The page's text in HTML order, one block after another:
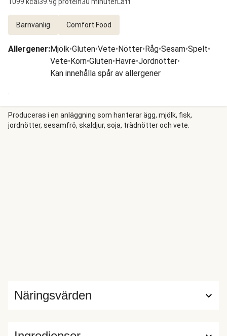
Barnvänlig Comfort Food
Allergener:Mjölk•Gluten•Vete•Nötter•Råg•Sesam•Spelt•
Vete•Korn•Gluten•Havre•Jordnötter•
Kan innehålla spår av allergener
.
Produceras i en anläggning som hanterar ägg, mjölk, fisk,
jordnötter, sesamfrö, skaldjur, soja, trädnötter och vete.
Näringsvärden